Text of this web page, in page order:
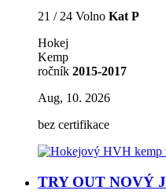
21 / 24 Volno Kat P
Hokej
Kemp
ročník 2015-2017
Aug, 10. 2026
bez certifikace
TRY OUT NOVÝ